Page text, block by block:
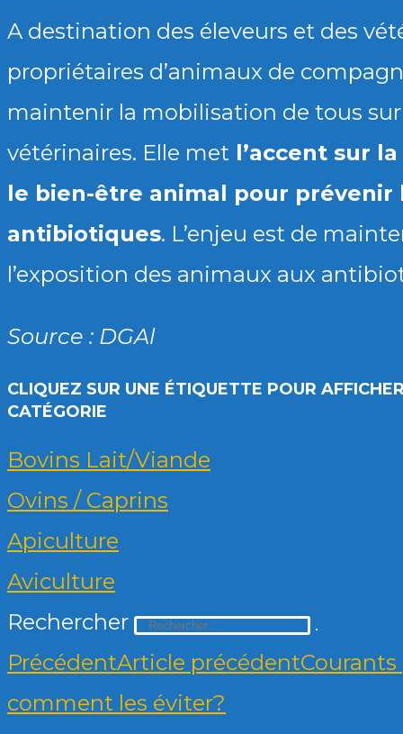
A destination des éleveurs et des
propriétaires d’animaux de
maintenir la mobilisation de tous
vétérinaires. Elle met l’accent sur
le bien-être animal pour prévenir
antibiotiques. L’enjeu est de
l’exposition des animaux aux
Source : DGAl
CLIQUEZ SUR UNE ÉTIQUETTE POUR
CATÉGORIE
Bovins Lait/Viande
Ovins / Caprins
Apiculture
Aviculture
Rechercher
PrécédentArticle précédentCourants
comment les éviter?